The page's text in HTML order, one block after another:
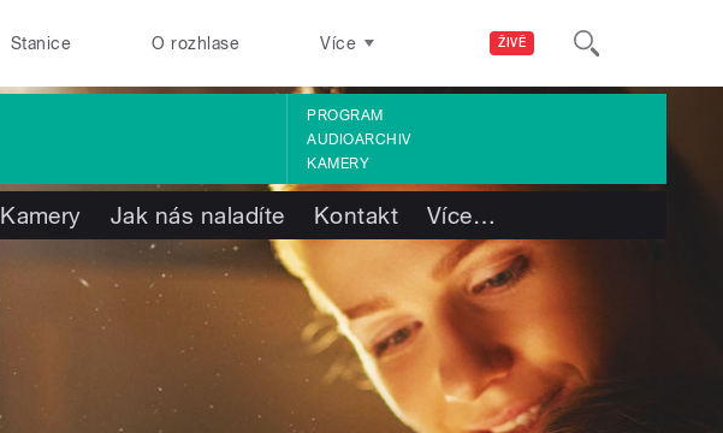
ŽIVĚ
Stanice O rozhlase Více
PROGRAM
AUDIOARCHIV
KAMERY
Kamery Jak nás naladíte Kontakt Více…